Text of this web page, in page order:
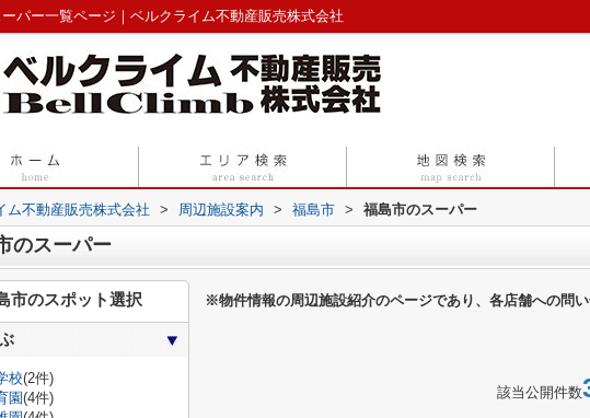
パー一覧ページ｜ベルクライム不動産販売株式会社
ム不動産販売株式会社 > 周辺施設案内 > 福島市 > 福島市のスーパー
のスーパー
※物件情報の周辺施設紹介のページであり、各店舗への問
該当公開件数
市のスポット選択
校(2件)
園(4件)